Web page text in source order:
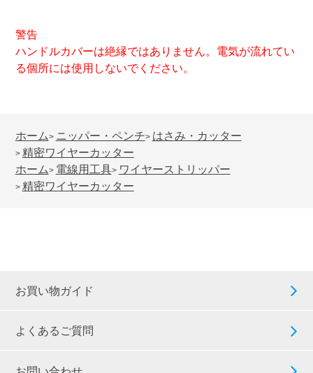
警告
ハンドルカバーは絶縁ではありません。電気が流れてい
る個所には使用しないでください。
ホーム> ニッパー・ペンチ> はさみ・カッター
> 精密ワイヤーカッター
ホーム> 電線用工具> ワイヤーストリッパー
> 精密ワイヤーカッター
お買い物ガイド
よくあるご質問